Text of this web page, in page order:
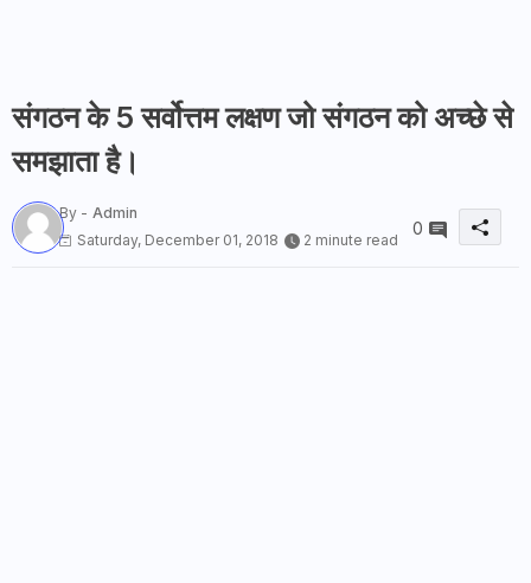
संगठन के 5 सर्वोत्तम लक्षण जो संगठन को अच्छे से
समझाता है।
By - Admin
Saturday, December 01, 2018
2 minute read
0